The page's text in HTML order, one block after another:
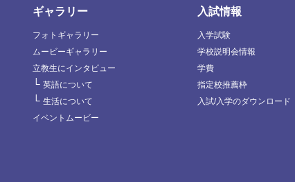
ギャラリー
フォトギャラリー
ムービーギャラリー
立教生にインタビュー
└ 英語について
└ 生活について
イベントムービー
入試情報
入学試験
学校説明会情報
学費
指定校推薦枠
入試/入学のダウンロード